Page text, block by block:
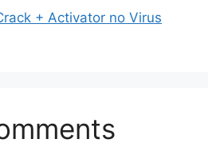
+ Activator no Virus